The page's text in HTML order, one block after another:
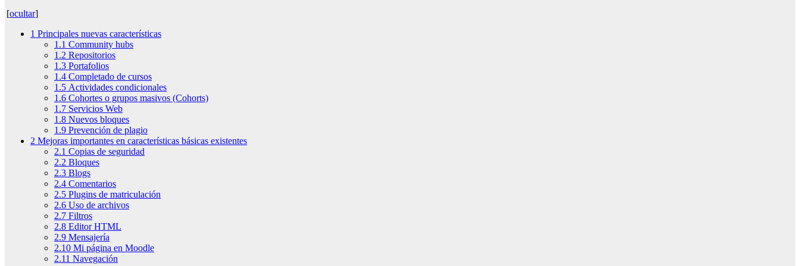
[ocultar]
1 Principales nuevas características
1.1 Community hubs
1.2 Repositorios
1.3 Portafolios
1.4 Completado de cursos
1.5 Actividades condicionales
1.6 Cohortes o grupos masivos (Cohorts)
1.7 Servicios Web
1.8 Nuevos bloques
1.9 Prevención de plagio
2 Mejoras importantes en características básicas existentes
2.1 Copias de seguridad
2.2 Bloques
2.3 Blogs
2.4 Comentarios
2.5 Plugins de matriculación
2.6 Uso de archivos
2.7 Filtros
2.8 Editor HTML
2.9 Mensajería
2.10 Mi página en Moodle
2.11 Navegación